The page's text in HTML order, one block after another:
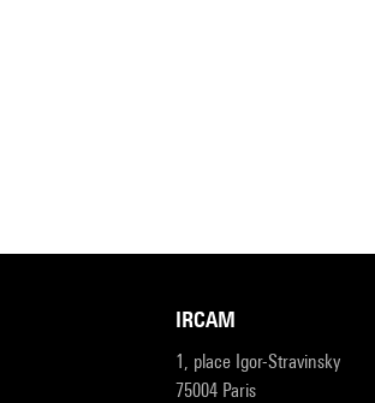
IRCAM
1, place Igor-Stravinsky
75004 Paris